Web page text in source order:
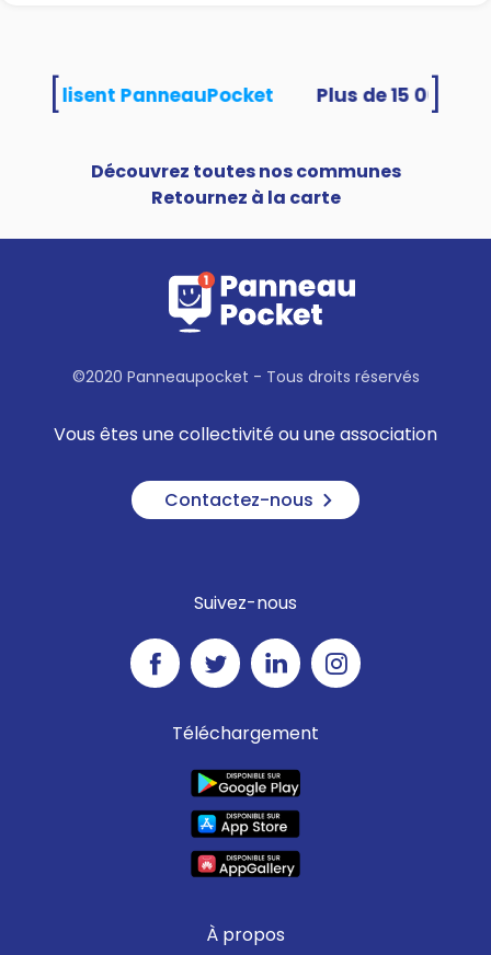
utilisent PanneauPocket
Découvrez toutes nos communes
Retournez à la carte
©2020 Panneaupocket - Tous droits réservés
Vous êtes une collectivité ou une association
Contactez-nous
Suivez-nous
Téléchargement
À propos